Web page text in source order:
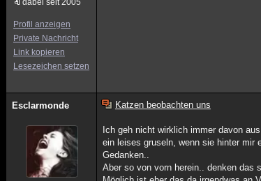
dabei seit 2005
Profil anzeigen
Private Nachricht
Link kopieren
Lesezeichen setzen
Esclarmonde Katzen beobachten uns
Ich geh nicht wirklich immer davon
ein leises gruseln, wenn sie hinter mir
Gedanken..
Aber so von vorn herein.. denken das